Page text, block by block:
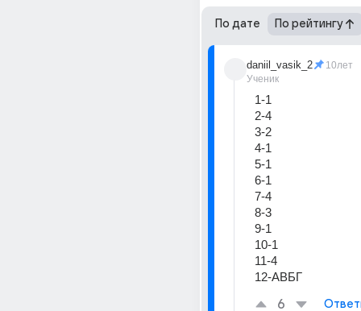
По дате По рейтингу
daniil_vasik_2
Ученик
10лет
1-1
2-4
3-2
4-1
5-1
6-1
7-4
8-3
9-1
10-1
11-4
12-АВБГ
6